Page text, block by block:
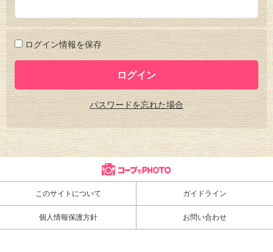
ログイン情報を保存
パスワードを忘れた場合
このサイトについて ガイドライン
個人情報保護方針 お問い合わせ